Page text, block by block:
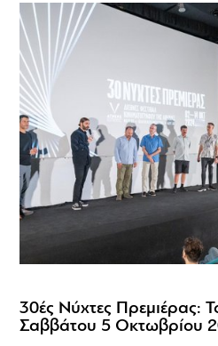
30ές Νύχτες Πρεμιέρας:
Σαββάτου 5 Οκτωβρίου